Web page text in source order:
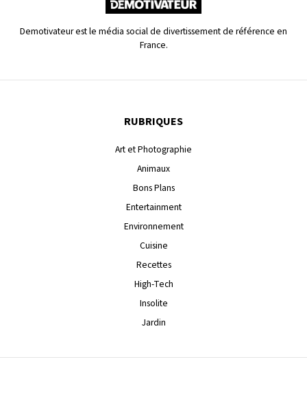
Demotivateur est le média social de divertissement de référence en
France.
RUBRIQUES
Art et Photographie
Animaux
Bons Plans
Entertainment
Environnement
Cuisine
Recettes
High-Tech
Insolite
Jardin